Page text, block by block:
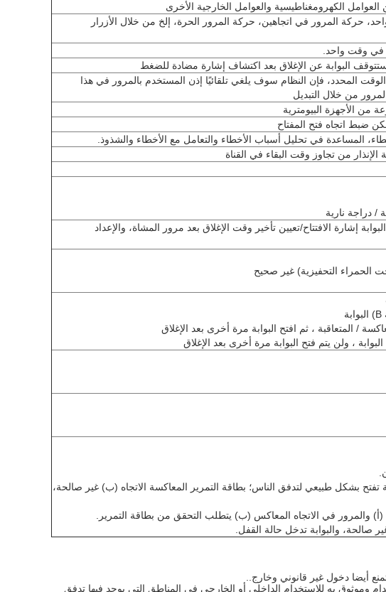
الكهرومغناطيسية والعوامل الخارجية الأخرى
حركة المرور في اتجاهين، حركة المرور الحرة، إلخ من خلال الأزرار
في وقت واحد.
البوابة عن الإغلاق بعد اكتشاف إشارة مضادة للضغط
الوقت المحدد، فإن النظام سوف يلغي تلقائيًا إذن المستخدم بالمرور في هذا
الأجهزة البيومترية
ضبط اتجاه فتح المفتاح
المساعدة في تحليل أسباب الأخطاء والتعامل مع الأخطاء والشذوذ.
من تجاوز وقت البقاء في القناة
/ دراجة نارية
إشارة الافتتاح/تعيين تأخير وقت الإغلاق بعد مرور المشاة، والإعداد
الحمراء التحفيزية) غير صحيح
/ المتعاقبة ، ثم افتح البوابة مرة أخرى بعد الإغلاق
، ولن يتم فتح البوابة مرة أخرى بعد الإغلاق
تفتح بشكل طبيعي لتدفق الناس؛ بطاقة التمرير المعاكسة الاتجاه (ب) غير صالحة،
(أ) والمرور في الاتجاه المعاكس (ب) يتطلب التحقق من بطاقة التمرير.
وموثوق به للاستخدام الداخلي أو الخارجي في المناطق التي يوجد فيها تدفق